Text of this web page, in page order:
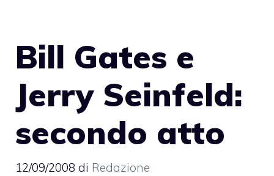
Bill Gates e
Jerry Seinfeld:
secondo atto
12/09/2008 di Redazione